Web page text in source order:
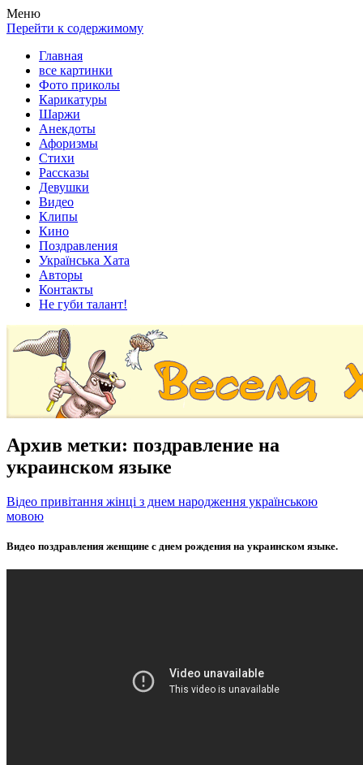
Весела хата — прикольные картинки, смешные истории,
клипы!
Покажем всем ваши фото приколы, карикатуры, шаржи, стихи,
рассказы, видео и песни!
Меню
Перейти к содержимому
Главная
все картинки
Фото приколы
Карикатуры
Шаржи
Анекдоты
Афоризмы
Стихи
Рассказы
Девушки
Видео
Клипы
Кино
Поздравления
Українська Хата
Авторы
Контакты
Не губи талант!
Архив метки: поздравление на
украинском языке
Відео привітання жінці з днем народження українською
мовою
Видео поздравления женщине с днем рождения на украинском языке.